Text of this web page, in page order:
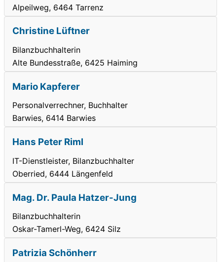
Alpeilweg, 6464 Tarrenz
Christine Lüftner
Bilanzbuchhalterin
Alte Bundesstraße, 6425 Haiming
Mario Kapferer
Personalverrechner, Buchhalter
Barwies, 6414 Barwies
Hans Peter Riml
IT-Dienstleister, Bilanzbuchhalter
Oberried, 6444 Längenfeld
Mag. Dr. Paula Hatzer-Jung
Bilanzbuchhalterin
Oskar-Tamerl-Weg, 6424 Silz
Patrizia Schönherr